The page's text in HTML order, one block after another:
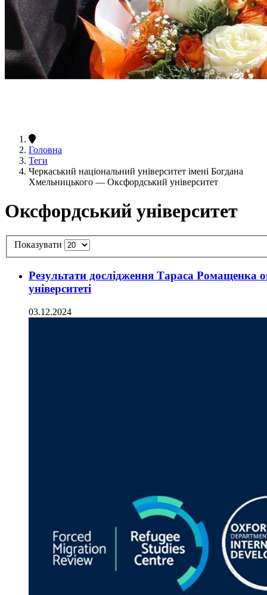
Головна
Теги
Черкаський національний університет імені Богдана
Хмельницького — Оксфордський університет
Оксфордський університет
Показувати
Результати дослідження Тараса Ромащенка
університеті
03.12.2024